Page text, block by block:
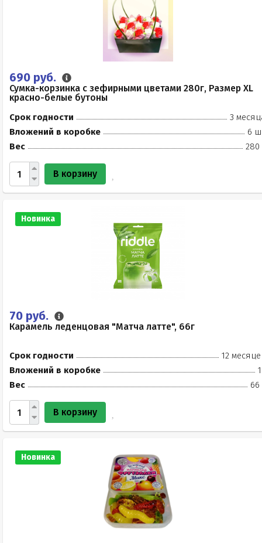
690 руб.
Сумка-корзинка с зефирными цветами 280г, Размер XL
красно-белые бутоны
Срок годности
3
Вложений в коробке
6
Вес
280
В корзину
Новинка
70 руб.
Карамель леденцовая "Матча латте", 66г
Срок годности
12
Вложений в коробке
Вес
66
В корзину
Новинка